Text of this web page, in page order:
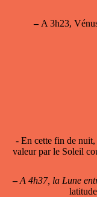
–A 3h23,
- En cette fin de nuit,
valeur par le Soleil
– A 4h37, la Lune